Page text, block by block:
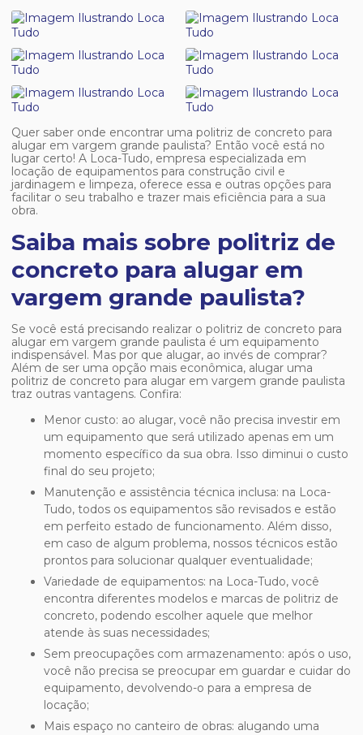
Quer saber onde encontrar uma politriz de concreto para
alugar em vargem grande paulista? Então você está no
lugar certo! A Loca-Tudo, empresa especializada em
locação de equipamentos para construção civil e
jardinagem e limpeza, oferece essa e outras opções para
facilitar o seu trabalho e trazer mais eficiência para a sua
obra.
Saiba mais sobre politriz de
concreto para alugar em
vargem grande paulista?
Se você está precisando realizar o politriz de concreto para
alugar em vargem grande paulista é um equipamento
indispensável. Mas por que alugar, ao invés de comprar?
Além de ser uma opção mais econômica, alugar uma
politriz de concreto para alugar em vargem grande paulista
traz outras vantagens. Confira:
Menor custo: ao alugar, você não precisa investir em
um equipamento que será utilizado apenas em um
momento específico da sua obra. Isso diminui o custo
final do seu projeto;
Manutenção e assistência técnica inclusa: na Loca-
Tudo, todos os equipamentos são revisados e estão
em perfeito estado de funcionamento. Além disso,
em caso de algum problema, nossos técnicos estão
prontos para solucionar qualquer eventualidade;
Variedade de equipamentos: na Loca-Tudo, você
encontra diferentes modelos e marcas de politriz de
concreto, podendo escolher aquele que melhor
atende às suas necessidades;
Sem preocupações com armazenamento: após o uso,
você não precisa se preocupar em guardar e cuidar do
equipamento, devolvendo-o para a empresa de
locação;
Mais espaço no canteiro de obras: alugando uma